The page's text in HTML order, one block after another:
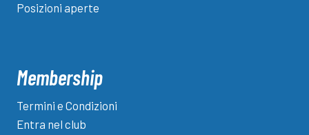
Posizioni aperte
Membership
Termini e Condizioni
Entra nel club